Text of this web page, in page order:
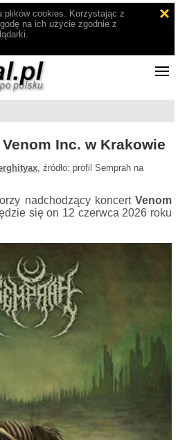
plików cookies. Korzystając z
na ich użycie zgodnie z
Inc. w Krakowie
, źródło: profil Semprah na
nadchodzący koncert Venom
się on 12 czerwca 2026 roku